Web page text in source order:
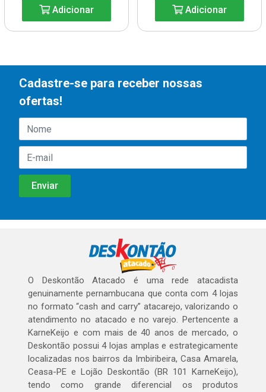
Adicionar Adicionar
Cadastre-se para receber nossas
ofertas!
O Deskontão Atacado é uma rede atacadista
genuinamente pernambucana que conta com 4 lojas
no formato “cash and carry” atacarejo, valorizando o
atendimento no atacado e no varejo. Pertencente a
KarneKeijo e com mais de 40 anos de mercado, o
Deskontão possui 4 lojas amplas e estrategicamente
localizadas nos bairros da Imbiribeira, Casa Amarela,
Ceasa-PE e Lojão Deskontão (BR 101 KarneKeijo),
tendo como grande diferencial os produtos